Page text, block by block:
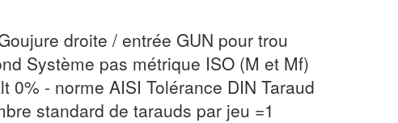
droite / entrée GUN pour trou
Système pas métrique ISO (M et Mf)
0% - norme AISI Tolérance DIN Taraud
standard de tarauds par jeu =1